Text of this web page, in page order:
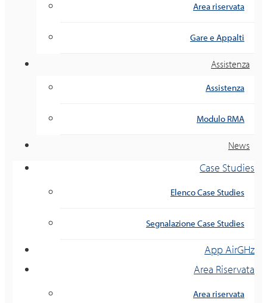
Area riservata
Gare e Appalti
Assistenza
Assistenza
Modulo RMA
News
Case Studies
Elenco Case Studies
Segnalazione Case Studies
App AirGHz
Area Riservata
Area riservata